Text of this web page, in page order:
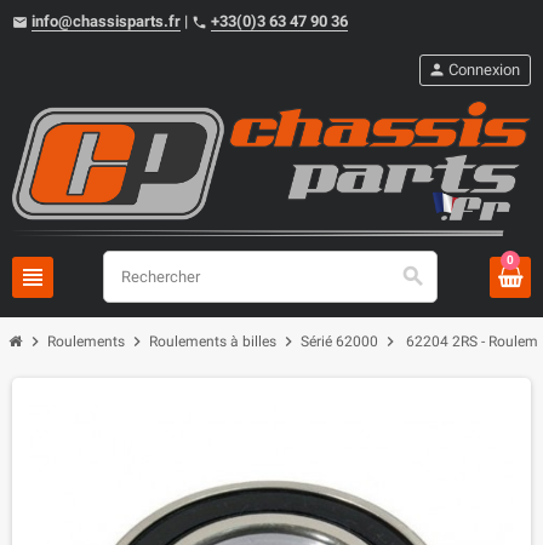
email info@chassisparts.fr | phone +33(0)3 63 47 90 36
view_headline search
person Connexion
0
chevron_right Roulements chevron_right Roulements à billes chevron_right Sérié 62000 chevron_right 62204 2RS -